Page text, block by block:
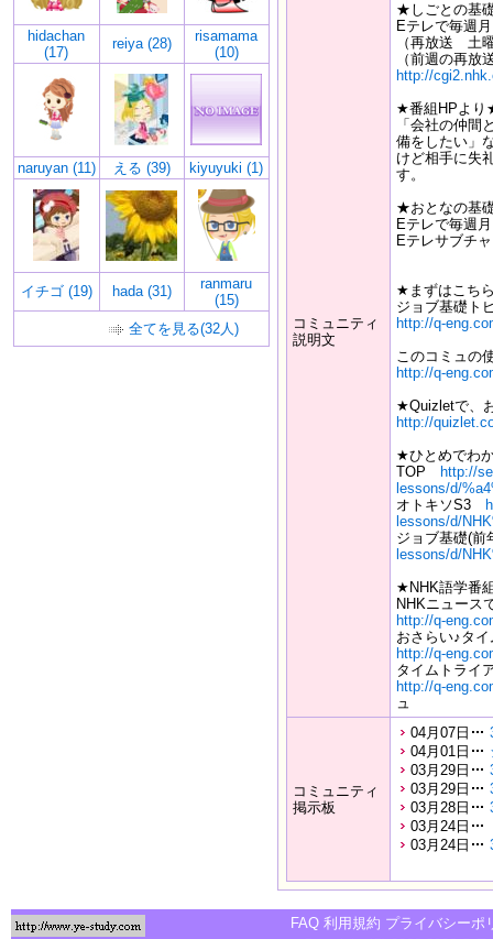
hidachan
(17)
reiya (28)
risamama
(10)
naruyan (11) える (39) kiyuyuki (1)
イチゴ (19) hada (31)
ranmaru
(15)
全てを見る(32人)
コミュニティ
説明文
★しごとの基
Eテレで毎週
（再放送 土
（前週の再
http://
★番組HPよ
「会社の仲間
備をしたい」
けど相手に失
す。
★おとなの基
Eテレで毎週
Eテレサブチ
★まずはこち
ジョブ基礎ト
http://q-
このコミュの
http://q-
★Quizletで、
http://
★ひとめでわ
TOP
http://
lessons/d/
オトキソS3
lessons/d/
ジョブ基礎(
lessons/d/
★NHK語学番
NHKニュース
http://q-
おさらい♪タ
http://q-
タイムトライ
http://q-
ュ
コミュニティ
掲示板
04月07日
04月01日
03月29日
03月29日
03月28日
03月24日
03月24日
FAQ 利用規約 プライバシーポ